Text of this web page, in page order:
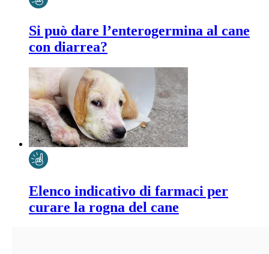
Si può dare l’enterogermina al cane
con diarrea?
Elenco indicativo di farmaci per
curare la rogna del cane